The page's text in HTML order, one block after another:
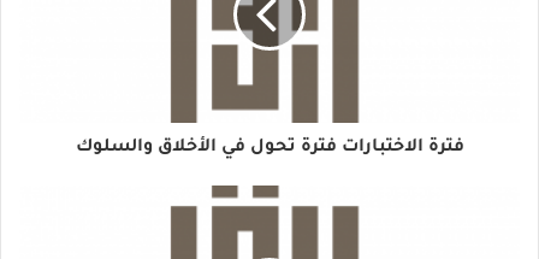
فترة الاختبارات فترة تحول في الأخلاق والسلوك